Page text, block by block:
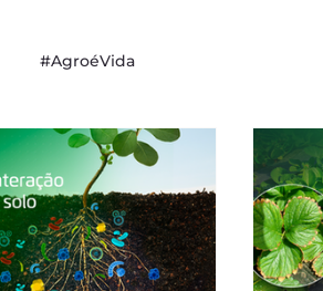
#AgroéVida